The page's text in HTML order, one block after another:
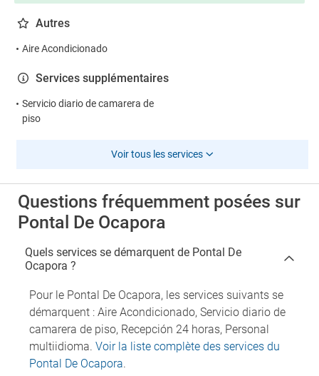
Autres
Aire Acondicionado
Services supplémentaires
Servicio diario de camarera de
piso
Voir tous les services
Questions fréquemment posées sur
Pontal De Ocapora
Quels services se démarquent de Pontal De
Ocapora ?
Pour le Pontal De Ocapora, les services suivants se
démarquent : Aire Acondicionado, Servicio diario de
camarera de piso, Recepción 24 horas, Personal
multiidioma. Voir la liste complète des services du
Pontal De Ocapora.